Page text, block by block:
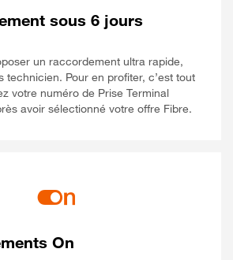
sous 6 jours
un raccordement ultra rapide,
technicien. Pour en profiter, c’est tout
votre numéro de Prise Terminal
avoir sélectionné votre offre Fibre.
On